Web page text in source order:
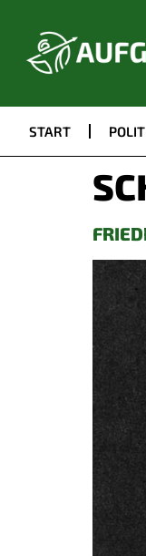
START